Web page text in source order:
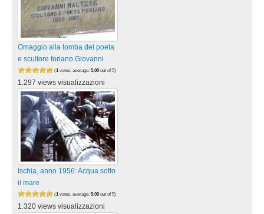
Omaggio alla tomba del poeta
e scultore foriano Giovanni
(1 votes, average: 5,00 out of 5)
1.297 views visualizzazioni
Ischia, anno 1956: Acqua sotto
il mare
(1 votes, average: 5,00 out of 5)
1.320 views visualizzazioni